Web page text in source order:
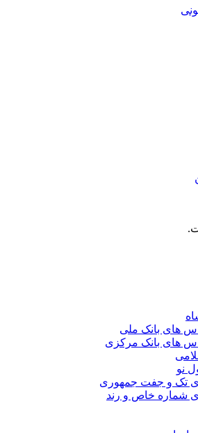
های بانک ملی
های بانک مرکزی
نو
تک و جفت جمهوری
شماره خاص و رند